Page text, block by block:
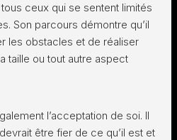
ceux qui se sentent limités
Son parcours démontre qu’il
les obstacles et de réaliser
taille ou tout autre aspect
l’acceptation de soi. Il
être fier de ce qu’il est et